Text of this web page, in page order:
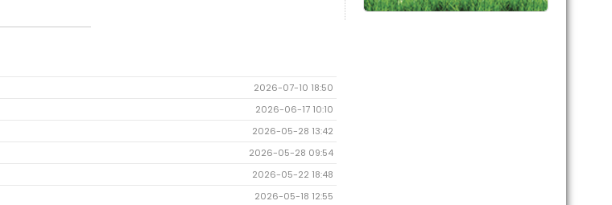
2026-07-10 18:50
2026-06-17 10:10
2026-05-28 13:42
2026-05-28 09:54
2026-05-22 18:48
2026-05-18 12:55